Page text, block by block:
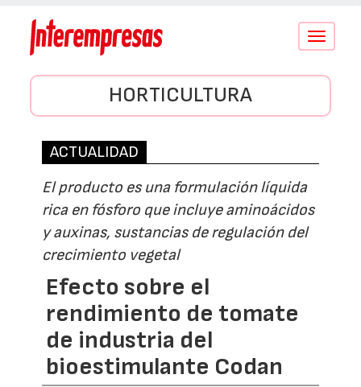
Conmutar
HORTICULTURA
ACTUALIDAD
El producto es una formulación líquida
rica en fósforo que incluye aminoácidos
y auxinas, sustancias de regulación del
crecimiento vegetal
Efecto sobre el
rendimiento de tomate
de industria del
bioestimulante Codan